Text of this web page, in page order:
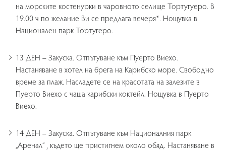
на морските костенурки в чаровното селище Тортугуеро. В
19.00 ч по желание Ви се предлага вечеря*. Нощувка в
Национален парк Тортугеро.
13 ДЕН – Закуска. Отпътуване към Пуерто Виехо.
Настаняване в хотел на брега на Карибско море. Свободно
време за плаж. Насладете се на красотата на залезите в
Пуерто Виехо с чаша карибски коктейл. Нощувка в Пуерто
Виехо.
14 ДЕН – Закуска. Отпътуване към Националния парк
„Аренал“ , където ще пристигнем около обяд. Настаняване в